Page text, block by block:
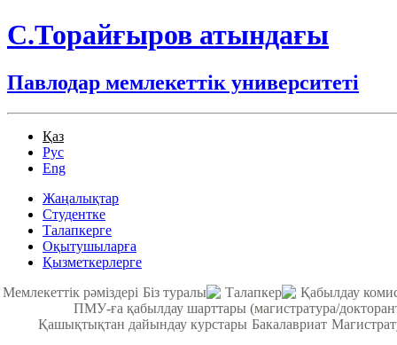
С.Торайғыров атындағы
Павлодар мемлекеттік университеті
Қаз
Рус
Eng
Жаңалықтар
Студентке
Талапкерге
Оқытушыларға
Қызметкерлерге
Мемлекеттік рәміздері Біз туралы Талапкер
Қабылдау
ПМУ-ға қабылдау шарттары (магистратура/
Қашықтықтан дайындау курстары Бакалавриат